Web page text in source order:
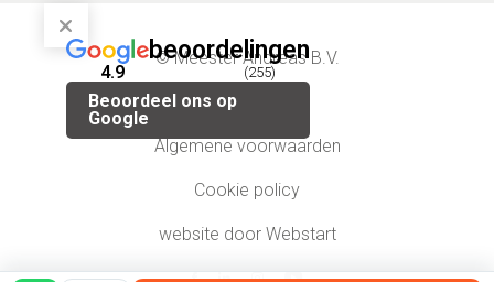
© Meester Andreas B.V.
Privacybeleid
Algemene voorwaarden
Cookie policy
website door Webstart
beoordelingen
4.9 (255)
Beoordeel ons op
Google